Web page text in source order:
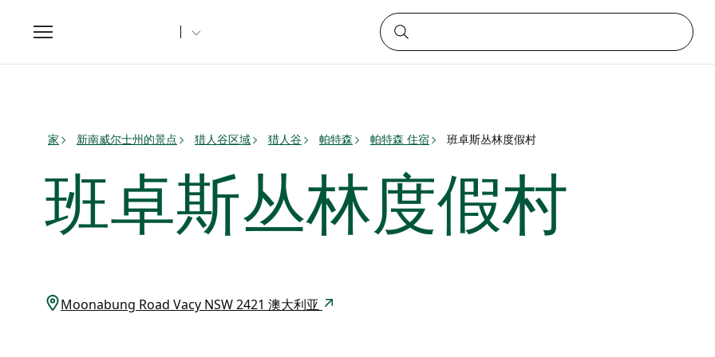
Toggle
navigation
家 新南威尔士州的景点 猎人谷区域 猎人谷 帕特森 帕特森 住宿 班卓斯丛林度假村
班卓斯丛林度假村
Moonabung Road Vacy NSW 2421 澳大利亚